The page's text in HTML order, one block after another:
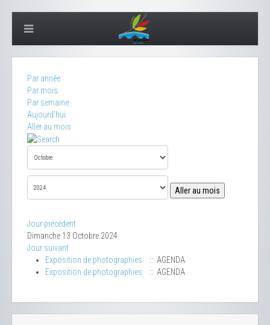
Par année
Par mois
Par semaine
Aujourd'hui
Aller au mois
Aller au mois
Jour précédent
Dimanche 13 Octobre 2024
Jour suivant
Exposition de photographies
:: AGENDA
Exposition de photographies
:: AGENDA